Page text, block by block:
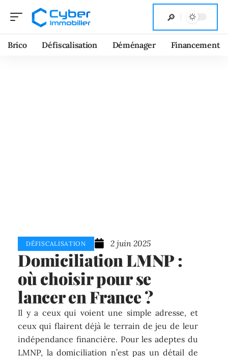
Brico Défiscalisation Déménager Financement
DÉFISCALISATION 2 juin 2025
Domiciliation LMNP :
où choisir pour se
lancer en France ?
Il y a ceux qui voient une simple adresse, et
ceux qui flairent déjà le terrain de jeu de leur
indépendance financière. Pour les adeptes du
LMNP, la domiciliation n’est pas un détail de